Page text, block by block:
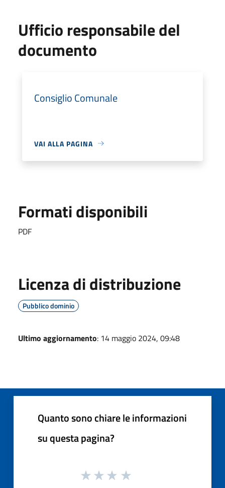
Ufficio responsabile del
documento
Consiglio Comunale
VAI ALLA PAGINA
Formati disponibili
PDF
Licenza di distribuzione
Pubblico dominio
Ultimo aggiornamento: 14 maggio 2024, 09:48
Quanto sono chiare le informazioni
su questa pagina?